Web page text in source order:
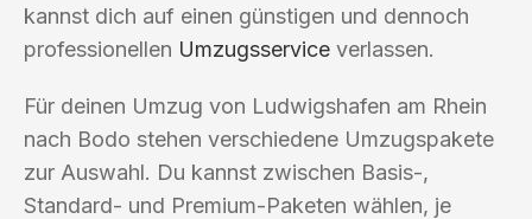
kannst dich auf einen günstigen und dennoch
professionellen Umzugsservice verlassen.
Für deinen Umzug von Ludwigshafen am Rhein
nach Bodo stehen verschiedene Umzugspakete
zur Auswahl. Du kannst zwischen Basis-,
Standard- und Premium-Paketen wählen, je